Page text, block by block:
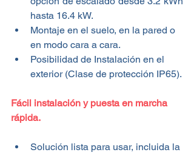
hasta 16.4 kW.
Montaje en el suelo, en la pared o
en modo cara a cara.
Posibilidad de Instalación en el
exterior (Clase de protección IP65).
Fácil instalación y puesta en marcha
rápida.
Solución lista para usar, incluida la